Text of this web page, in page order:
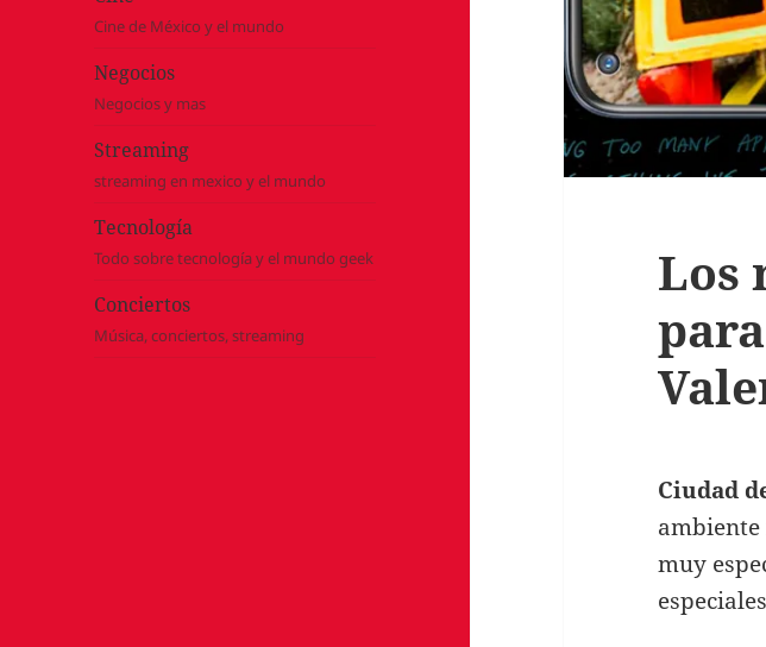
Cine de México y el mundo
Negocios
Negocios y mas
Streaming
streaming en mexico y el mundo
Tecnología
Todo sobre tecnología y el mundo geek
Conciertos
Música, conciertos, streaming
Los
Ciudad
muy